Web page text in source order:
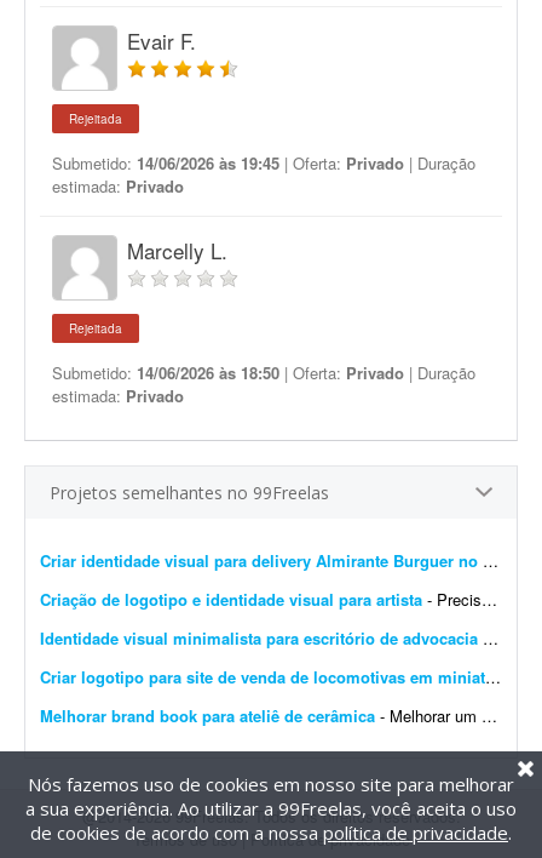
Evair F.
Rejeitada
Submetido: 14/06/2026 às 19:45 | Oferta: Privado | Duração
estimada: Privado
Marcelly L.
Rejeitada
Submetido: 14/06/2026 às 18:50 | Oferta: Privado | Duração
estimada: Privado
Projetos semelhantes no 99Freelas
Criar identidade visual para delivery Almirante Burguer no litoral do RS
Criação de logotipo e identidade visual para artista - Preciso criar uma identidade visual com um logotipo para a artista Brenda Rossetti. O projeto deve ser realizado sem uso de ferramentas de IA, ou seja, totalmente livre de IA.
Identidade visual minimalista para escritório de advocacia imobiliária
Criar logotipo para site de venda de locomotivas em miniatura
Melhorar brand book para ateliê de cerâmica - Melhorar um brand book existente para um ateliê de cerâmica, além de toda a parte de papelaria; por exemplo: - Essência da marca - Propósito - Missão - Vis&a...
@2014-2026 99Freelas. Todos os direitos reservados.
Termos de uso| Política de privacidade
Nós fazemos uso de cookies em nosso site para melhorar
a sua experiência. Ao utilizar a 99Freelas, você aceita o uso
de cookies de acordo com a nossa política de privacidade.